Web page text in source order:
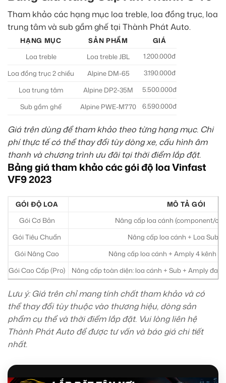
Tham khảo các hạng mục loa treble, loa đồng trục, loa
trung tâm và sub gầm ghế tại Thành Phát Auto.
HẠNG MỤC SẢN PHẨM
GIÁ
Loa treble
Loa treble JBL
1.200.000đ
Loa đồng trục 2 chiều
Alpine DM-65
3.190.000đ
Loa trung tâm
Alpine DP2-35M
5.500.000đ
Sub gầm ghế
Alpine PWE-M770 6.590.000đ
Giá trên dùng để tham khảo theo từng hạng mục. Chi
phí thực tế có thể thay đổi tùy dòng xe, cấu hình âm
thanh và chương trình ưu đãi tại thời điểm lắp đặt.
Bảng giá tham khảo các gói độ loa Vinfast
VF9 2023
GÓI ĐỘ LOA
MÔ TẢ GÓI
Gói Cơ Bản
Nâng cấp loa cánh (component/
Gói Tiêu Chuẩn
Nâng cấp loa cánh + Loa Sub
Gói Nâng Cao
Nâng cấp loa cánh + Amply 4 kênh +
Gói Cao Cấp (Pro)
Nâng cấp toàn diện: loa cánh + Sub + Amply đa
Lưu ý: Giá trên chỉ mang tính chất tham khảo và có
thể thay đổi tùy thuộc vào thương hiệu, dòng sản
phẩm cụ thể và thời điểm lắp đặt. Vui lòng liên hệ
Thành Phát Auto để được tư vấn và báo giá chi tiết
nhất.